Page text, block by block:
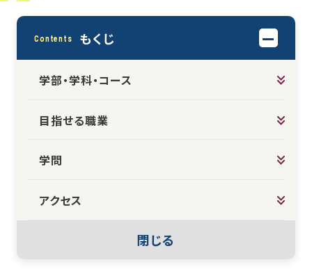
Contents もくじ
学部・学科・コース
目指せる職業
学問
アクセス
閉じる